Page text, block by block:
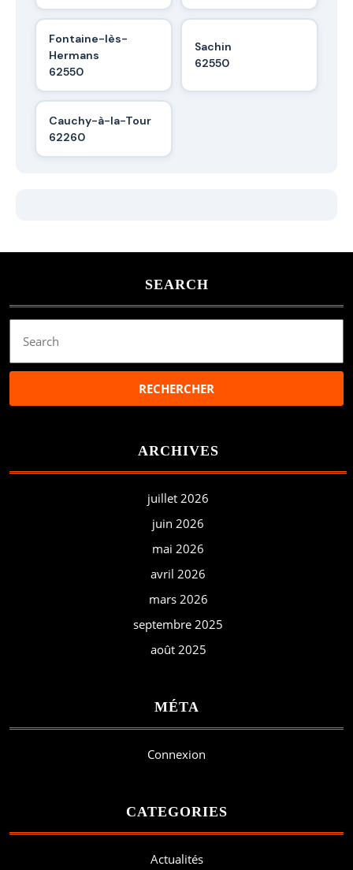
Fontaine-lès-
Hermans
62550
Sachin
62550
Cauchy-à-la-Tour
62260
SEARCH
for:
ARCHIVES
juillet 2026
juin 2026
mai 2026
avril 2026
mars 2026
septembre 2025
août 2025
MÉTA
Connexion
CATEGORIES
Actualités